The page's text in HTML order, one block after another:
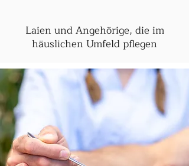
Laien und Angehörige, die im
häuslichen Umfeld pflegen